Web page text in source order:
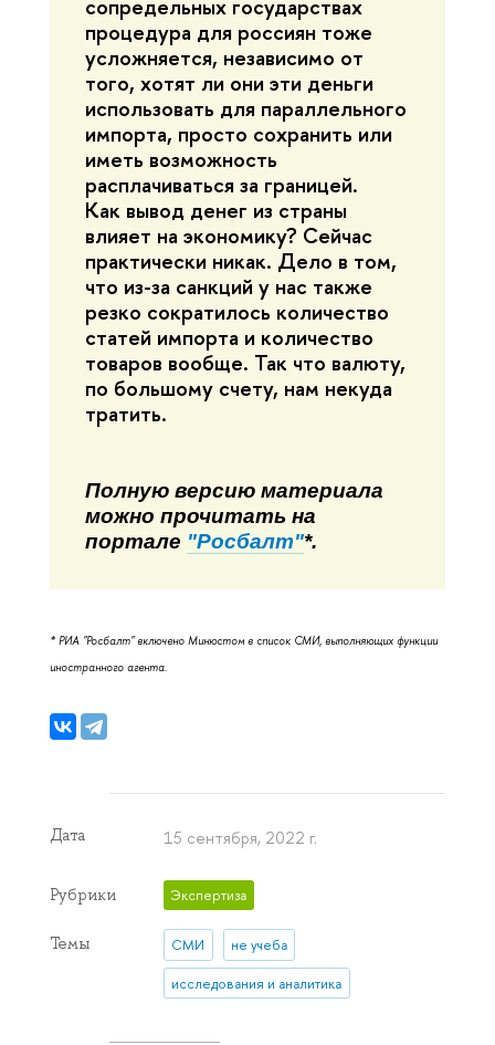
сопредельных государствах
процедура для россиян тоже
усложняется, независимо от
того, хотят ли они эти деньги
использовать для параллельного
импорта, просто сохранить или
иметь возможность
расплачиваться за границей.
Как вывод денег из страны
влияет на экономику? Сейчас
практически никак. Дело в том,
что из-за санкций у нас также
резко сократилось количество
статей импорта и количество
товаров вообще. Так что валюту,
по большому счету, нам некуда
тратить.
Полную версию материала
можно прочитать на
портале "Росбалт"*.
* РИА "Росбалт" включено Минюстом в список СМИ, выполняющих функции
иностранного агента.
Дата 15 сентября, 2022 г.
Рубрики Экспертиза
Темы СМИ не учеба
исследования и аналитика